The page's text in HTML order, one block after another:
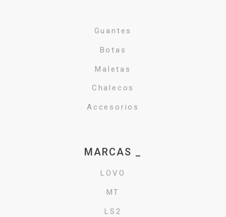
Guantes
Botas
Maletas
Chalecos
Accesorios
MARCAS _
LOVO
MT
LS2